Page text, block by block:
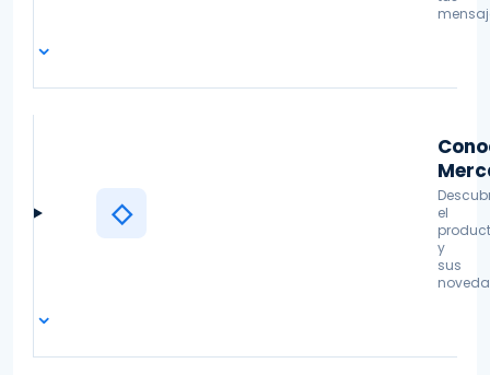
tus
⌄
◇
el
y
sus
⌄